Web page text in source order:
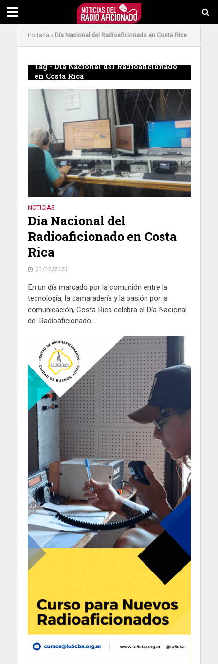
Portada » Día Nacional del Radioaficionado en Costa Rica
Tag - Día Nacional del Radioaficionado
en Costa Rica
NOTICIAS
Día Nacional del
Radioaficionado en Costa
Rica
01/12/2023
En un día marcado por la comunión entre la
tecnología, la camaradería y la pasión por la
comunicación, Costa Rica celebra el Día Nacional
del Radioaficionado...